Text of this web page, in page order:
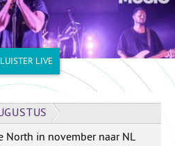
LUISTER LIVE
North in november naar NL